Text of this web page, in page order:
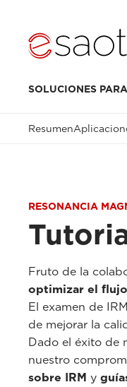
SOLUCIONES PARA
Resumen
RESONANCIA
Fruto de la
optimizar el
El examen de
de mejorar la
Dado el éxito de
nuestro
sobre IRM y